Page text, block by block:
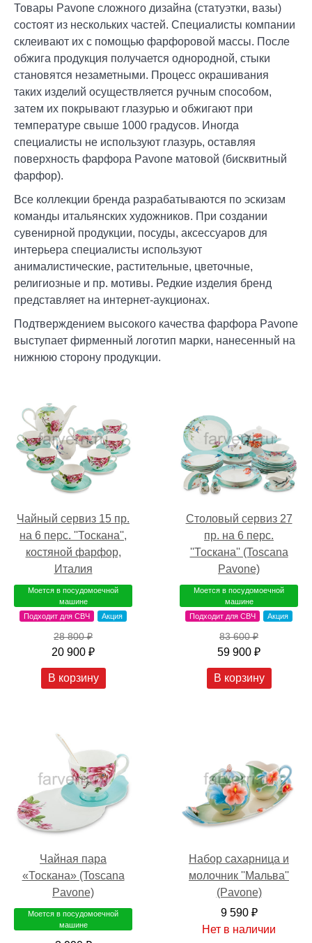
Товары Pavone сложного дизайна (статуэтки, вазы)
состоят из нескольких частей. Специалисты компании
склеивают их с помощью фарфоровой массы. После
обжига продукция получается однородной, стыки
становятся незаметными. Процесс окрашивания
таких изделий осуществляется ручным способом,
затем их покрывают глазурью и обжигают при
температуре свыше 1000 градусов. Иногда
специалисты не используют глазурь, оставляя
поверхность фарфора Pavone матовой (бисквитный
фарфор).
Все коллекции бренда разрабатываются по эскизам
команды итальянских художников. При создании
сувенирной продукции, посуды, аксессуаров для
интерьера специалисты используют
анималистические, растительные, цветочные,
религиозные и пр. мотивы. Редкие изделия бренд
представляет на интернет-аукционах.
Подтверждением высокого качества фарфора Pavone
выступает фирменный логотип марки, нанесенный на
нижнюю сторону продукции.
Чайный сервиз 15 пр.
на 6 перс. ''Тоскана'',
костяной фарфор,
Италия
Моется в посудомоечной
машине
Подходит для СВЧ
Акция
28 800 ₽
20 900 ₽
В корзину
Столовый сервиз 27
пр. на 6 перс.
''Тоскана'' (Toscana
Pavone)
Моется в посудомоечной
машине
Подходит для СВЧ
Акция
83 600 ₽
59 900 ₽
В корзину
Чайная пара
«Тоскана» (Toscana
Pavone)
Моется в посудомоечной
машине
Набор сахарница и
молочник ''Мальва''
(Pavone)
9 590 ₽
Нет в наличии